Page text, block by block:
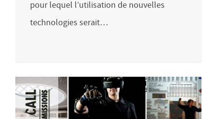
pour lequel l’utilisation de nouvelles
technologies serait…